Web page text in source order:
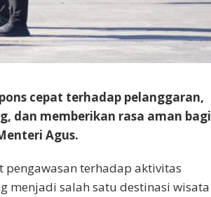
cepat terhadap pelanggaran,
dan memberikan rasa aman bagi
Agus.
pengawasan terhadap aktivitas
menjadi salah satu destinasi wisata